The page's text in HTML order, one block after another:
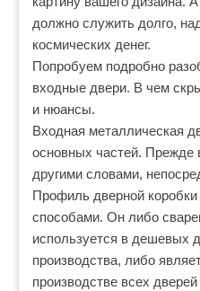
должно служить долго,
космических денег.
Попробуем подробно
входные двери. В чем
и нюансы.
Входная металлическая
основных частей. Прежде
другими словами,
Профиль дверной
способами. Он либо
используется в дешевых
производства, либо
производстве всех